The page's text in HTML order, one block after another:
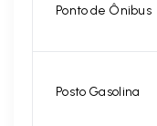
Ponto de Ônibus
Posto Gasolina